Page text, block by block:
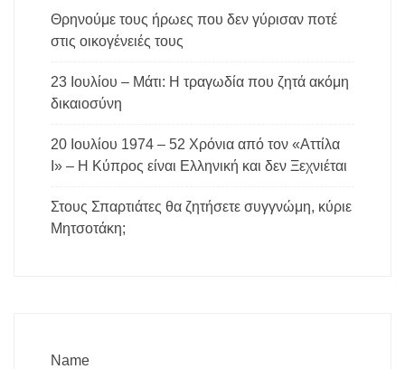
Θρηνούμε τους ήρωες που δεν γύρισαν ποτέ
στις οικογένειές τους
23 Ιουλίου – Μάτι: Η τραγωδία που ζητά ακόμη
δικαιοσύνη
20 Ιουλίου 1974 – 52 Χρόνια από τον «Αττίλα
Ι» – Η Κύπρος είναι Ελληνική και δεν Ξεχνιέται
Στους Σπαρτιάτες θα ζητήσετε συγγνώμη, κύριε
Μητσοτάκη;
Name